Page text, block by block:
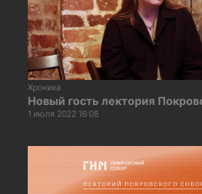
Хроника
Новый гость лектория
1 июля 2022 16:08